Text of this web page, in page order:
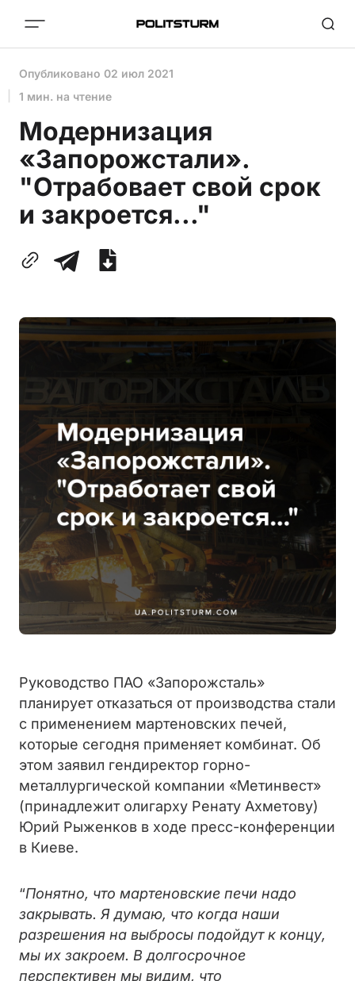
Опубликовано 02 июл 2021
1 мин. на чтение
Модернизация
«Запорожстали».
"Отрабовает свой срок
и закроется..."
Руководство ПАО «Запорожсталь»
планирует отказаться от производства стали
с применением мартеновских печей,
которые сегодня применяет комбинат. Об
этом заявил гендиректор горно-
металлургической компании «Метинвест»
(принадлежит олигарху Ренату Ахметову)
Юрий Рыженков в ходе пресс-конференции
в Киеве.
“Понятно, что мартеновские печи надо
закрывать. Я думаю, что когда наши
разрешения на выбросы подойдут к концу,
мы их закроем. В долгосрочное
перспективен мы видим, что